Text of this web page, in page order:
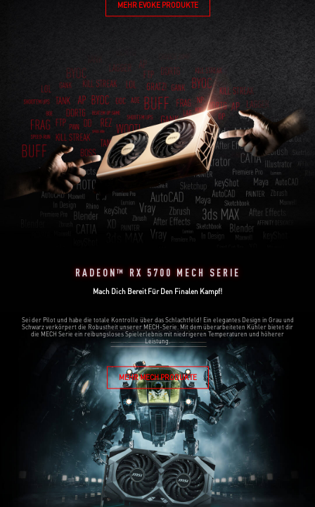
MEHR EVOKE PRODUKTE
RADEON™ RX 5700 MECH SERIE
Mach Dich Bereit Für Den Finalen Kampf!
Sei der Pilot und habe die totale Kontrolle über das Schlachtfeld! Ein elegantes Design in Grau und
Schwarz verkörpert die Robustheit unserer MECH-Serie. Mit dem überarbeiteten Kühler bietet dir
die MECH Serie ein reibungsloses Spielerlebnis mit niedrigeren Temperaturen und höherer
Leistung.
MEHR MECH PRODUKTE